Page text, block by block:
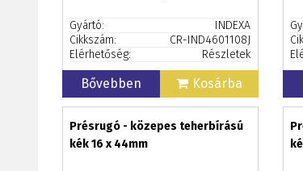
Gyártó:
INDEXA
Cikkszám:
CR-IND4601108J
Elérhetőség:
Részletek
Bővebben Kosárba
Présrugó - közepes teherbírású
kék 16 x 44mm